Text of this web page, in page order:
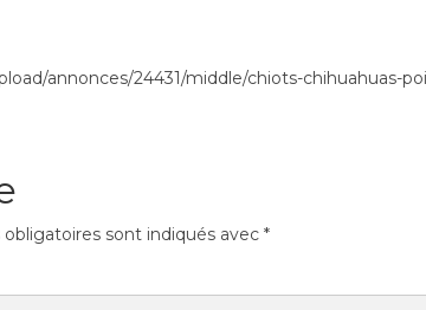
annonces/24431/middle/chiots-chihuahuas-
obligatoires sont indiqués avec *